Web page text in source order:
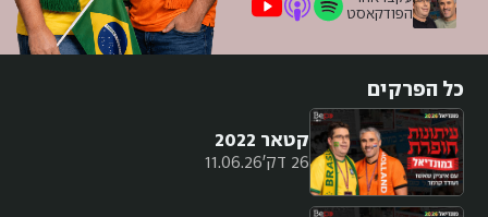
הפודקאסט
כל הפרקים
26 דק' 11.06.26
קטאר 2022